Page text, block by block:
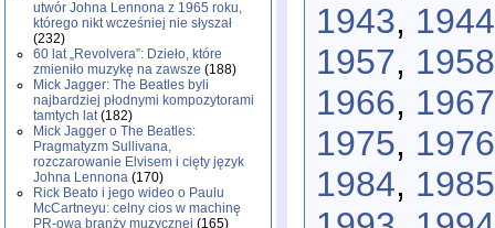
utwór Johna Lennona z 1965 roku,
którego nikt wcześniej nie słyszał
(232)
60 lat „Revolvera”: Dzieło, które
zmieniło muzykę na zawsze (188)
Mick Jagger: The Beatles byli
najbardziej płodnymi kompozytorami
tamtych lat(182)
Mick Jagger o The Beatles:
Pragmatyzm Sullivana,
rozczarowanie Elvisem i cięty język
Johna Lennona (170)
Rick Beato i jego wideo o Paulu
McCartneyu: celny cios w machinę
PR-ową branży muzycznej (165)
1943, 1944
1957, 1958
1966, 1967
1975, 1976
1984, 1985